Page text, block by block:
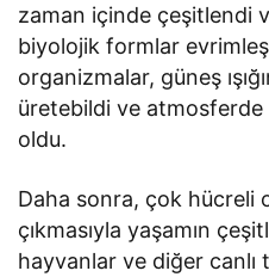
zaman içinde çeşitlendi
biyolojik formlar
organizmalar, güneş
üretebildi ve
oldu.
Daha sonra, çok hücreli
çıkmasıyla yaşamın
hayvanlar ve diğer canlı